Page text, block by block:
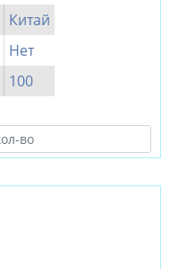
Китай
Нет
100